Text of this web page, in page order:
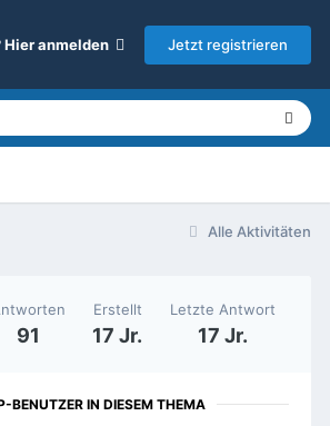
anmelden Jetzt registrieren
Alle Aktivitäten
91
Erstellt
17 Jr.
Letzte Antwort
17 Jr.
BENUTZER IN DIESEM THEMA